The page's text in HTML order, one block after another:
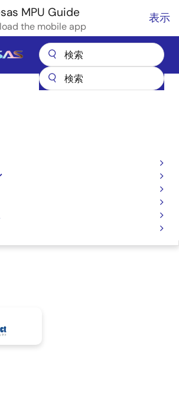
MPU Guide
the mobile app
表示
Main
ロコントローラとマイクロプロセッサ
ジェクト αSMARC-RZ/G2E
ルファプロジェ
RZ/G2E
へ移動：